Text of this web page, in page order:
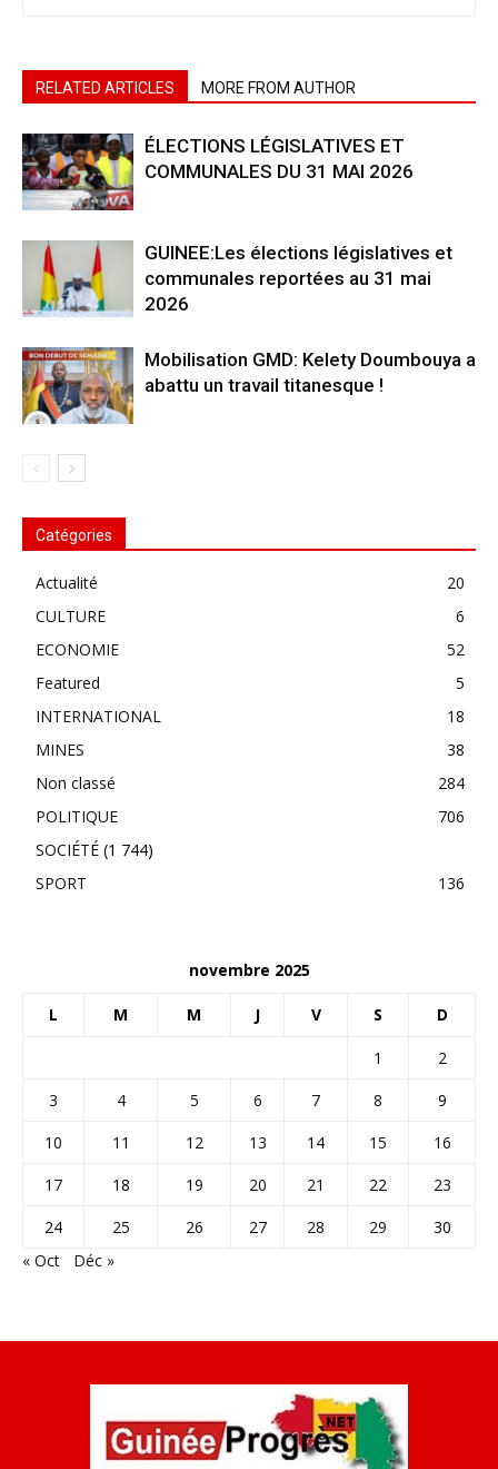
RELATED ARTICLES MORE FROM AUTHOR
ÉLECTIONS LÉGISLATIVES ET
COMMUNALES DU 31 MAI 2026
GUINEE:Les élections législatives et
communales reportées au 31 mai
2026
Mobilisation GMD: Kelety Doumbouya a
abattu un travail titanesque !
Catégories
Actualité
20
CULTURE
6
ECONOMIE
52
Featured
5
INTERNATIONAL
18
MINES
38
Non classé
284
POLITIQUE
706
SOCIÉTÉ (1 744)
SPORT
136
novembre 2025
L M M J V S D
1
2
3
4 5 6 7 8
9
10
11 12 13 14 15
16
17
18 19 20 21 22
23
24
25 26 27 28 29
30
« Oct
Déc »